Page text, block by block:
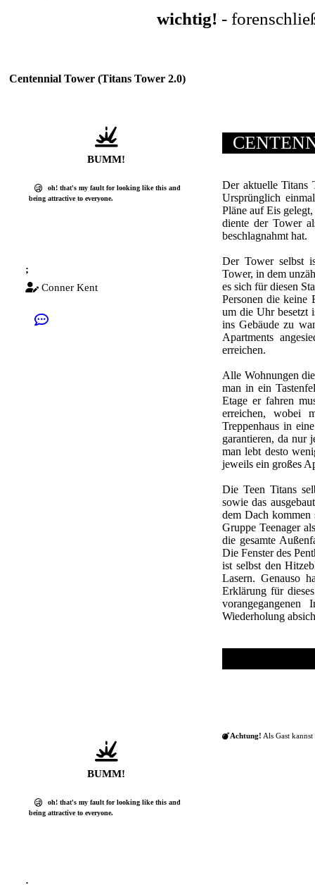
wichtig! -
Centennial Tower (Titans Tower 2.0)
BUMM!
oh! that's my fault for looking like this and
being attractive to everyone.
;
Conner Kent
Der aktuelle Titans
Ursprünglich
Pläne auf Eis
diente der Tower
beschlagnahmt hat.
Der Tower selbst
Tower, in dem
es sich für diesen
Personen die keine
um die Uhr besetzt
ins Gebäude zu
Apartments
erreichen.
Alle Wohnungen
man in ein
Etage er fahren
erreichen, wobei
Treppenhaus in
garantieren, da nur
man lebt desto
jeweils ein großes
Die Teen Titans
sowie das
dem Dach kommen
Gruppe Teenager
die gesamte
Die Fenster des
ist selbst den
Lasern. Genauso
Erklärung für
Wiederholung
BUMM!
oh! that's my fault for looking like this and
being attractive to everyone.
Achtung! Als Gast